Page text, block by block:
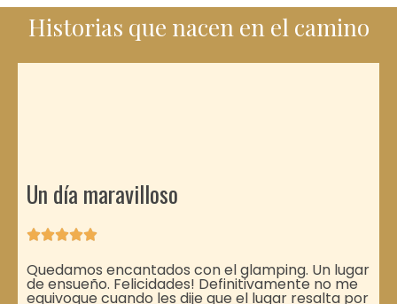
Historias que nacen en el camino
Un día maravilloso

Quedamos encantados con el glamping. Un lugar
de ensueño. Felicidades! Definitivamente no me
equivoque cuando les dije que el lugar resalta por